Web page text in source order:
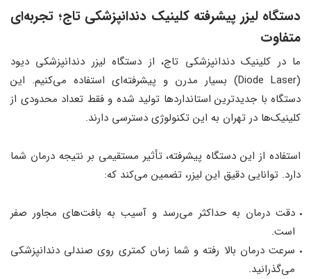
دستگاه لیزر پیشرفته کلینیک دندانپزشکی تاج؛ تجربه‌ای
متفاوت
ما در کلینیک دندانپزشکی تاج، از دستگاه لیزر دندانپزشکی دیود
(Diode Laser) بسیار مدرن و پیشرفته‌ای استفاده می‌کنیم. این
دستگاه با جدیدترین استانداردها تولید شده و فقط تعداد محدودی از
کلینیک‌ها در تهران به این تکنولوژی دسترسی دارند.
استفاده از این دستگاه پیشرفته، تأثیر مستقیمی بر نتیجه درمان شما
دارد. توانایی دقیق این لیزر، تضمین می‌کند که:
دقت درمان به حداکثر می‌رسد و آسیب به بافت‌های مجاور صفر
است.
سرعت درمان بالا رفته و شما زمان کمتری روی صندلی دندانپزشکی
می‌گذرانید.